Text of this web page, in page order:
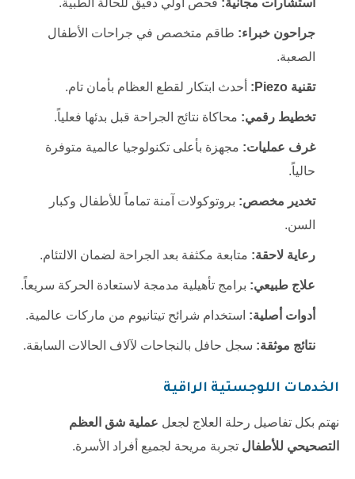
استشارات مجانية: فحص أولي دقيق للحالة الطبية.
جراحون خبراء: طاقم متخصص في جراحات الأطفال
الصعبة.
تقنية Piezo: أحدث ابتكار لقطع العظام بأمان تام.
تخطيط رقمي: محاكاة نتائج الجراحة قبل بدئها فعلياً.
غرف عمليات: مجهزة بأعلى تكنولوجيا عالمية متوفرة
حالياً.
تخدير مخصص: بروتوكولات آمنة تماماً للأطفال وكبار
السن.
رعاية لاحقة: متابعة مكثفة بعد الجراحة لضمان الالتئام.
علاج طبيعي: برامج تأهيلية مدمجة لاستعادة الحركة سريعاً.
أدوات أصلية: استخدام شرائح تيتانيوم من ماركات عالمية.
نتائج موثقة: سجل حافل بالنجاحات لآلاف الحالات السابقة.
الخدمات اللوجستية الراقية
نهتم بكل تفاصيل رحلة العلاج لجعل عملية شق العظم
التصحيحي للأطفال تجربة مريحة لجميع أفراد الأسرة.